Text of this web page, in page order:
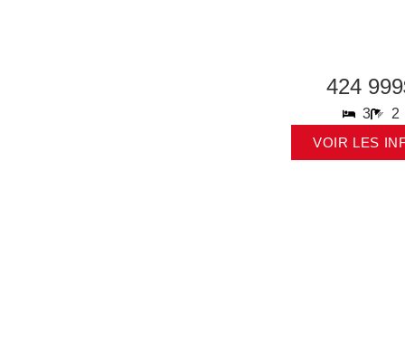
424
3
2
VOIR LES